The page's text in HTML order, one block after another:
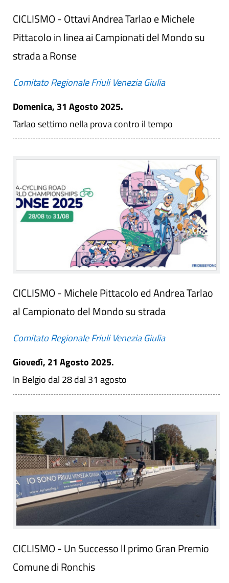
CICLISMO - Ottavi Andrea Tarlao e Michele
Pittacolo in linea ai Campionati del Mondo su
strada a Ronse
Comitato Regionale Friuli Venezia Giulia
Domenica, 31 Agosto 2025.
Tarlao settimo nella prova contro il tempo
CICLISMO - Michele Pittacolo ed Andrea Tarlao
al Campionato del Mondo su strada
Comitato Regionale Friuli Venezia Giulia
Giovedì, 21 Agosto 2025.
In Belgio dal 28 dal 31 agosto
CICLISMO - Un Successo ll primo Gran Premio
Comune di Ronchis